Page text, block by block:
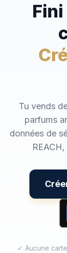
Tu vends
parfums
données de
✓ Aucune